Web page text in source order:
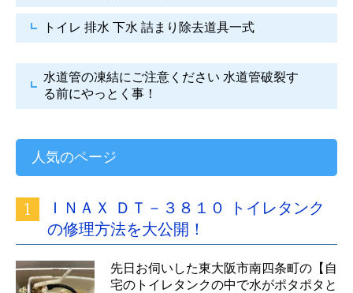
トイレ 排水 下水 詰まり除去道具一式
水道管の凍結にご注意ください 水道管破裂す
る前にやっとく事！
人気のページ
ＩＮＡＸ ＤＴ－３８１０ トイレタンク
の修理方法を大公開！
先日お伺いした東大阪市南四条町の【自
宅のトイレタンクの中で水がポタポタと